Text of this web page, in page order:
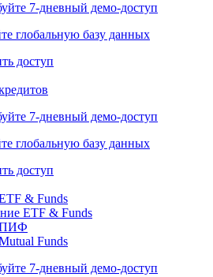
7-дневный демо-доступ
глобальную базу данных
доступ
7-дневный демо-доступ
глобальную базу данных
доступ
& Funds
ETF & Funds
ПИФ
Funds
7-дневный демо-доступ